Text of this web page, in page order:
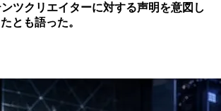
ツクリエイターに対する声明を意図し
とも語った。